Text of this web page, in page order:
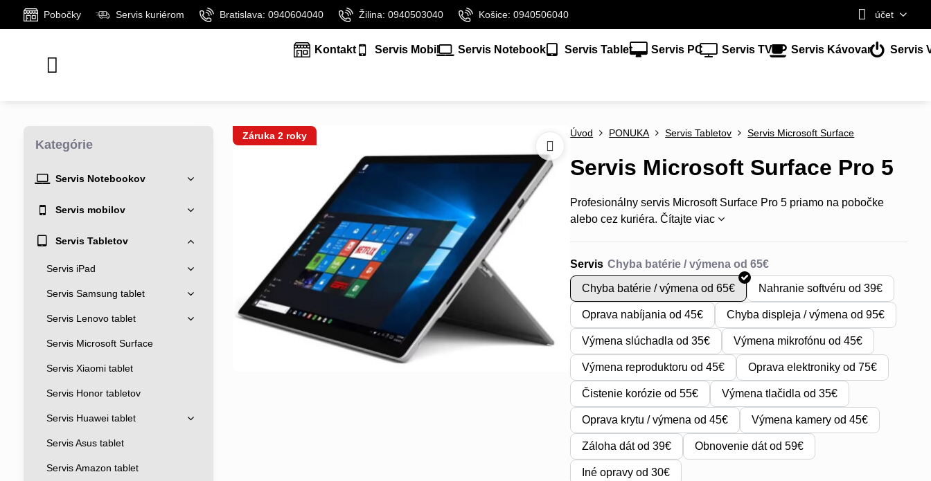
Pobočky Servis kuriérom Bratislava: 0940604040 Žilina: 0940503040 Košice: 0940506040 účet
Kontakt Servis Mobil Servis Notebook Servis Tablet Servis PC Servis TV Servis Kávovar Servis
Záruka 2 roky Úvod PONUKA Servis Tabletov Servis Microsoft Surface
Servis Microsoft Surface Pro 5
Profesionálny servis Microsoft Surface Pro 5 priamo na pobočke
alebo cez kuriéra.Čítajte viac
Servis
Chyba batérie / výmena od 65€ Nahranie softvéru od 39€
Oprava nabíjania od 45€ Chyba displeja / výmena od 95€
Výmena slúchadla od 35€ Výmena mikrofónu od 45€
Výmena reproduktoru od 45€ Oprava elektroniky od 75€
Čistenie korózie od 55€ Výmena tlačidla od 35€
Oprava krytu / výmena od 45€ Výmena kamery od 45€
Záloha dát od 39€ Obnovenie dát od 59€
Iné opravy od 30€
Kategórie
Servis Notebookov
Servis mobilov
Servis Tabletov
Servis iPad
Servis Samsung tablet
Servis Lenovo tablet
Servis Microsoft Surface
Servis Xiaomi tablet
Servis Honor tabletov
Servis Huawei tablet
Servis Asus tablet
Servis Amazon tablet